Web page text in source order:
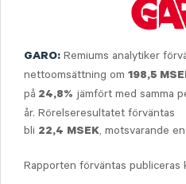
GARO: Remiums analytiker
nettoomsättning om 198,5
på 24,8% jämfört med samma
år. Rörelseresultatet förväntas
bli 22,4 MSEK, motsvarande
Rapporten förväntas publiceras